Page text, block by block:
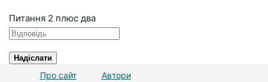
Питання 2 плюc двa
Надіслати
Про сайт Автори